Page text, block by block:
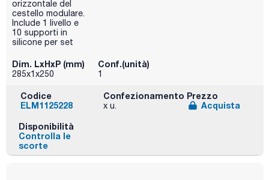
orizzontale del
cestello modulare.
Include 1 livello e
10 supporti in
silicone per set
Dim. LxHxP (mm)
285x1x250
Conf.(unità)
1
Codice
ELM1125228
Confezionamento
x u.
Prezzo
Acquista
Disponibilità
Controlla le
scorte